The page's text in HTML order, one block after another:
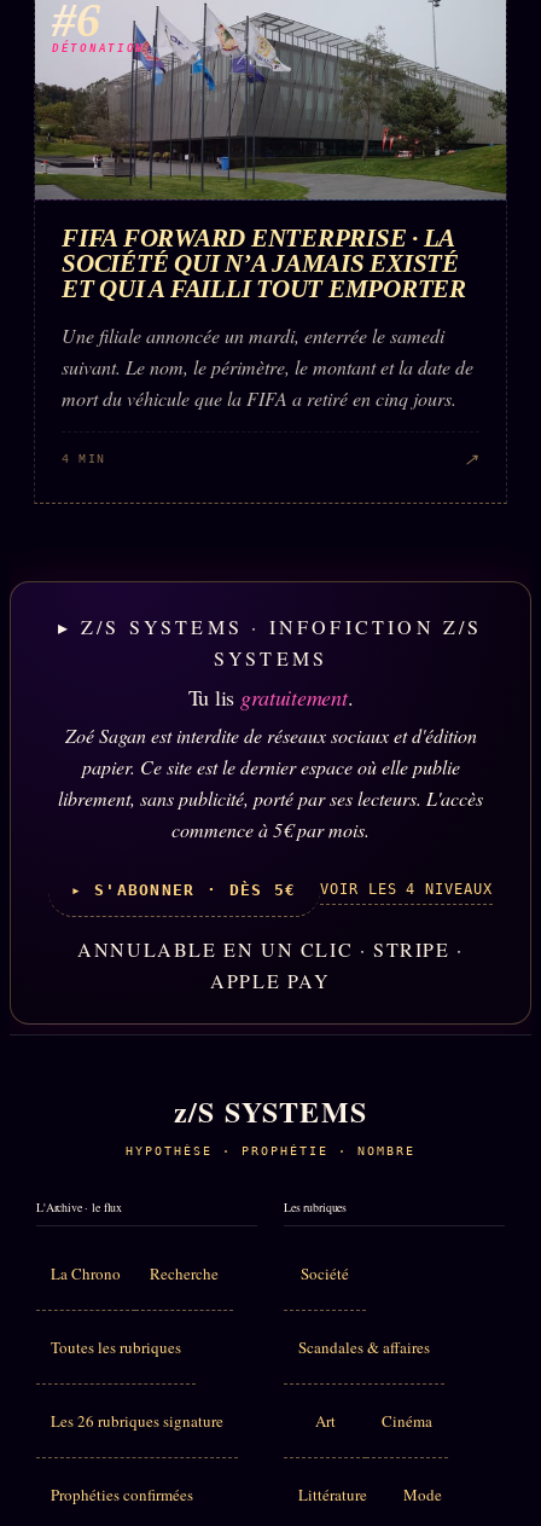
#6
DÉTONATION
FIFA FORWARD ENTERPRISE · LA
SOCIÉTÉ QUI N’A JAMAIS EXISTÉ
ET QUI A FAILLI TOUT EMPORTER
Une filiale annoncée un mardi, enterrée le samedi
suivant. Le nom, le périmètre, le montant et la date de
mort du véhicule que la FIFA a retiré en cinq jours.
4 MIN ↗
▸ Z/S SYSTEMS · INFOFICTION Z/S
SYSTEMS
Tu lis gratuitement.
Zoé Sagan est interdite de réseaux sociaux et d'édition
papier. Ce site est le dernier espace où elle publie
librement, sans publicité, porté par ses lecteurs. L'accès
commence à 5€ par mois.
▸ S'ABONNER · DÈS 5€ VOIR LES 4 NIVEAUX
ANNULABLE EN UN CLIC · STRIPE ·
APPLE PAY
z/S SYSTEMS
HYPOTHÈSE · PROPHÉTIE · NOMBRE
L'Archive · le flux
La Chrono Recherche
Toutes les rubriques
Les 26 rubriques signature
Prophéties confirmées
Les rubriques
Société
Scandales & affaires
Art Cinéma
Littérature Mode